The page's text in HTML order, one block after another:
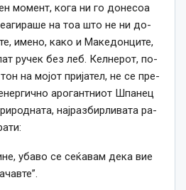
мо­мент, ко­га ни го до­не­со­а
на то­а што не ни до­
име­но, ка­ко и Ма­ке­донци­те,
ру­чек без леб. Кел­не­рот, по­
на мо­јот при­ја­тел, не се пре­
аро­ган­тни­от Шпа­не­ц
нај­раз­бир­ли­ва­та ра­
уба­во се се­ќа­ва­м де­ка ви­е